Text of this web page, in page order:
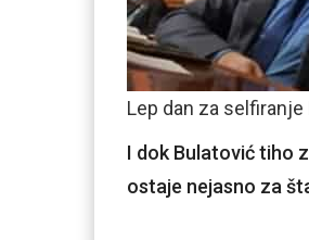
Lep dan za selfiranje
I dok Bulatović tiho
ostaje nejasno za